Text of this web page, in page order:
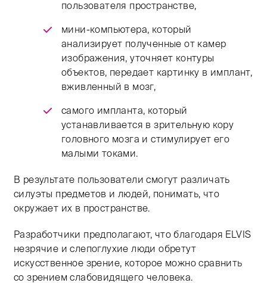
пользователя пространстве,
мини-компьютера, который
анализирует полученные от камер
изображения, уточняет контуры
объектов, передает картинку в имплант,
вживленный в мозг,
самого импланта, который
устанавливается в зрительную кору
головного мозга и стимулирует его
малыми токами.
В результате пользователи смогут различать
силуэты предметов и людей, понимать, что
окружает их в пространстве.
Разработчики предполагают, что благодаря ELVIS
незрячие и слепоглухие люди обретут
искусственное зрение, которое можно сравнить
со зрением слабовидящего человека.